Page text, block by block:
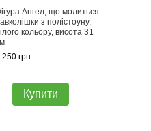
Ангел, що молиться
з полістоуну,
кольору, висота 31
250 грн
Купити